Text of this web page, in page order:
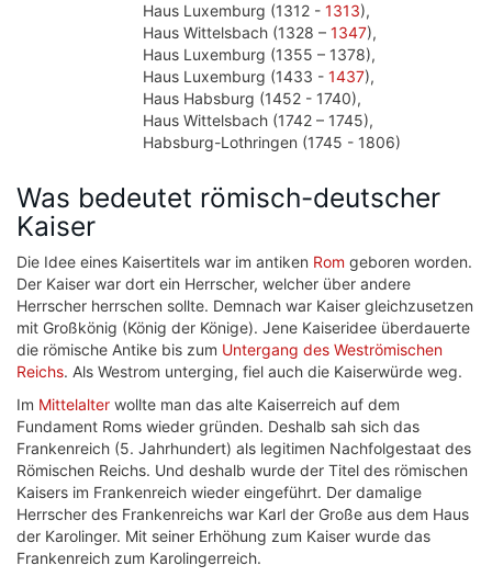
Haus Luxemburg (1312 - 1313),
Haus Wittelsbach (1328 – 1347),
Haus Luxemburg (1355 – 1378),
Haus Luxemburg (1433 - 1437),
Haus Habsburg (1452 - 1740),
Haus Wittelsbach (1742 – 1745),
Habsburg-Lothringen (1745 - 1806)
Was bedeutet römisch-deutscher
Kaiser
Die Idee eines Kaisertitels war im antiken Rom geboren worden.
Der Kaiser war dort ein Herrscher, welcher über andere
Herrscher herrschen sollte. Demnach war Kaiser gleichzusetzen
mit Großkönig (König der Könige). Jene Kaiseridee überdauerte
die römische Antike bis zum Untergang des Weströmischen
Reichs. Als Westrom unterging, fiel auch die Kaiserwürde weg.
Im Mittelalter wollte man das alte Kaiserreich auf dem
Fundament Roms wieder gründen. Deshalb sah sich das
Frankenreich (5. Jahrhundert) als legitimen Nachfolgestaat des
Römischen Reichs. Und deshalb wurde der Titel des römischen
Kaisers im Frankenreich wieder eingeführt. Der damalige
Herrscher des Frankenreichs war Karl der Große aus dem Haus
der Karolinger. Mit seiner Erhöhung zum Kaiser wurde das
Frankenreich zum Karolingerreich.